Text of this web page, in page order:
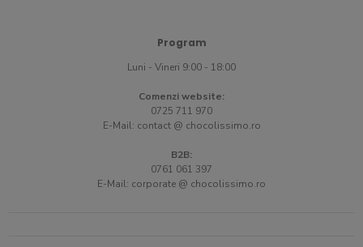
Program
Luni - Vineri 9:00 - 18:00
Comenzi website:
0725 711 970
E-Mail: contact @ chocolissimo.ro
B2B:
0761 061 397
E-Mail: corporate @ chocolissimo.ro